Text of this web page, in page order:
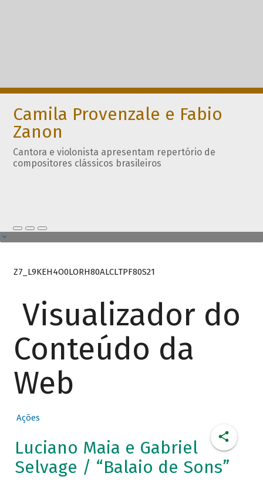
Camila Provenzale e Fabio
Zanon
Cantora e violonista apresentam repertório de
compositores clássicos brasileiros
Z7_L9KEH4O0LORH80ALCLTPF80S21
Visualizador do
Conteúdo da
Web
Ações
Luciano Maia e Gabriel
Selvage / “Balaio de Sons”